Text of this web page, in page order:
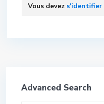
Vous devez s'identifier
Advanced Search